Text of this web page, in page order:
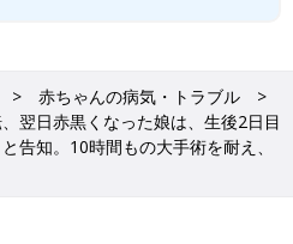
赤ちゃんの病気・トラブル
翌日赤黒くなった娘は、生後2日目
告知。10時間もの大手術を耐え、